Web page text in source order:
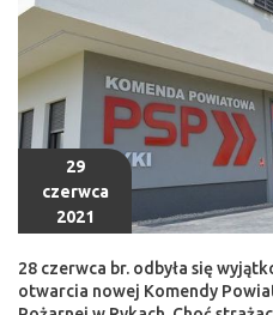
29
czerwca
2021
28 czerwca br. odbyła się
otwarcia nowej Komendy